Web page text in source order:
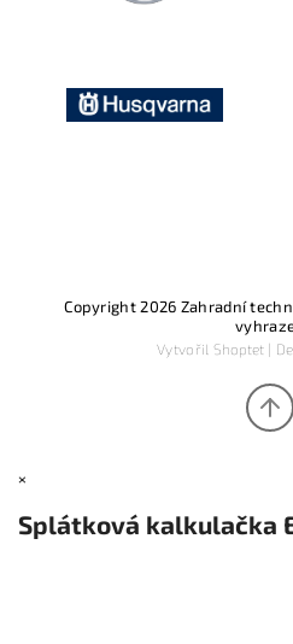
Copyright 2026 Zahradní
Vytvořil Shoptet|
×
Splátková kalkulačka